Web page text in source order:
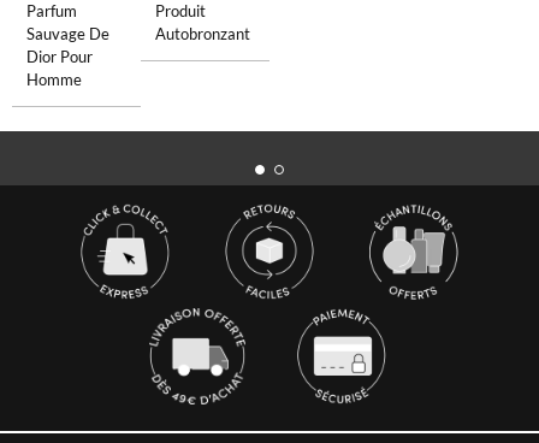
Parfum
Sauvage De
Dior Pour
Homme
Produit
Autobronzant